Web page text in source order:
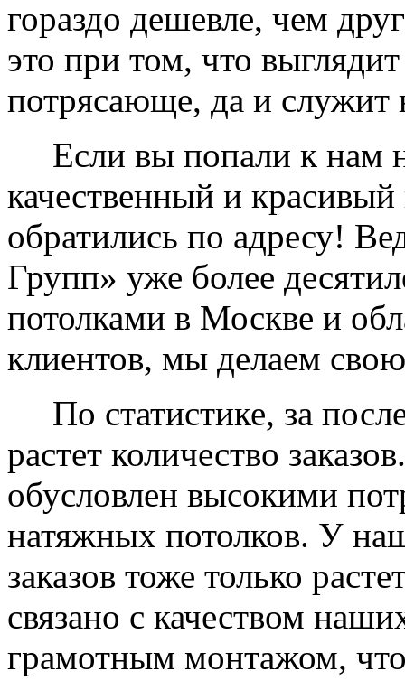
гораздо дешевле, чем
это при том, что
потрясающе, да и служит
Если вы попали к нам
качественный и
обратились по адресу!
Групп» уже более
потолками в Москве и
клиентов, мы делаем
По статистике, за
растет количество
обусловлен высокими
натяжных потолков. У
заказов тоже только
связано с качеством
грамотным монтажом,